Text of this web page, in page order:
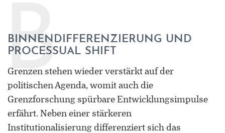
BINNENDIFFERENZIERUNG UND
PROCESSUAL SHIFT
B
Grenzen stehen wieder verstärkt auf der
politischen Agenda, womit auch die
Grenzforschung spürbare Entwicklungsimpulse
erfährt. Neben einer stärkeren
Institutionalisierung differenziert sich das